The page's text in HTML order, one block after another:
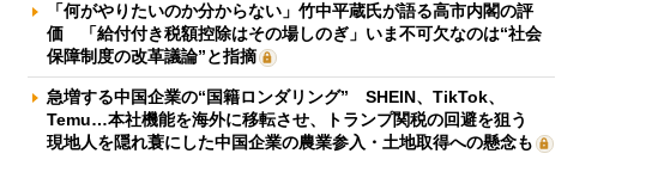
「何がやりたいのか分からない」竹中平蔵氏が語る高市内閣の評
価 「給付付き税額控除はその場しのぎ」いま不可欠なのは“社会
保障制度の改革議論”と指摘
急増する中国企業の“国籍ロンダリング” SHEIN、TikTok、
Temu…本社機能を海外に移転させ、トランプ関税の回避を狙う
現地人を隠れ蓑にした中国企業の農業参入・土地取得への懸念も